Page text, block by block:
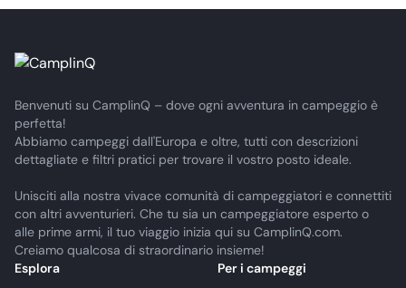
Benvenuti su CamplinQ – dove ogni avventura in campeggio è
perfetta!
Abbiamo campeggi dall'Europa e oltre, tutti con descrizioni
dettagliate e filtri pratici per trovare il vostro posto ideale.
Unisciti alla nostra vivace comunità di campeggiatori e connettiti
con altri avventurieri. Che tu sia un campeggiatore esperto o
alle prime armi, il tuo viaggio inizia qui su CamplinQ.com.
Creiamo qualcosa di straordinario insieme!
Esplora
Per i campeggi